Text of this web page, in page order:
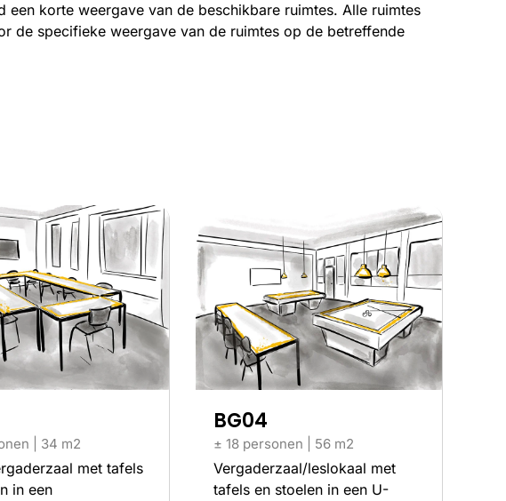
korte weergave van de beschikbare ruimtes. Alle ruimtes
de specifieke weergave van de ruimtes op de betreffende
| 34 m2
met tafels
in een
BG04
± 18 personen | 56 m2
Vergaderzaal/leslokaal met
tafels en stoelen in een U-